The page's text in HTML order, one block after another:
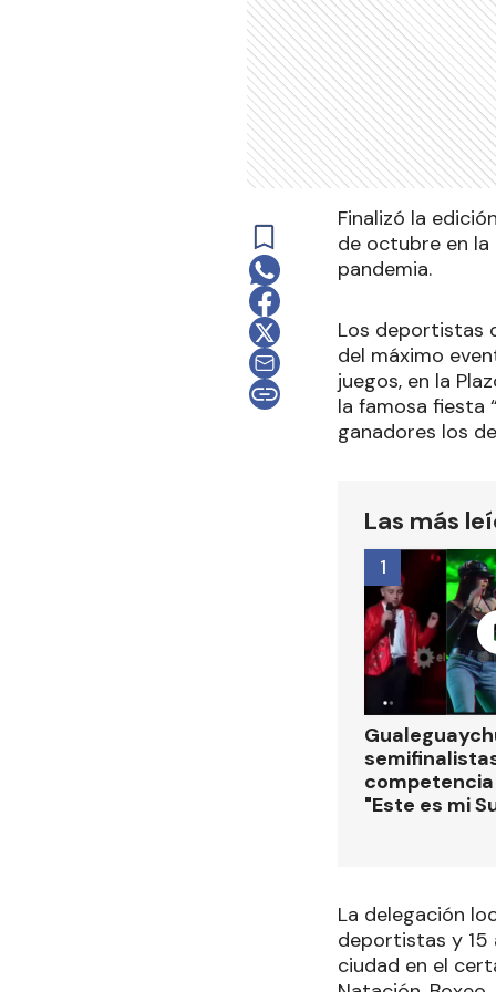
Finalizó la
de octubre en
pandemia.
Los deportistas
del máximo
juegos, en la
la famosa fiesta
ganadores los
Las más
"Este es mi
1
La delegación
deportistas y
ciudad en el